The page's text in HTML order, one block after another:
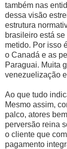
também nas
dessa visão
estrutura
brasileiro está
metido. Por isso
o Canadá e as
Paraguai. Muita
venezuelização
Ao que tudo
Mesmo assim,
palco, atores
perversão reina
o cliente que
pagamento